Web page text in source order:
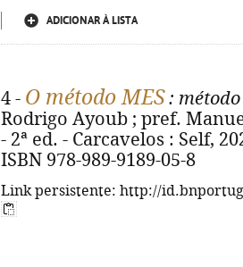
ADICIONAR À LISTA
4 - O método MES: método
Rodrigo Ayoub ; pref.
- 2ª ed. - Carcavelos : Self,
ISBN 978-989-9189-05-8
Link persistente: http://